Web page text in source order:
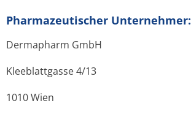
Pharmazeutischer Unternehmer:
Dermapharm GmbH
Kleeblattgasse 4/13
1010 Wien